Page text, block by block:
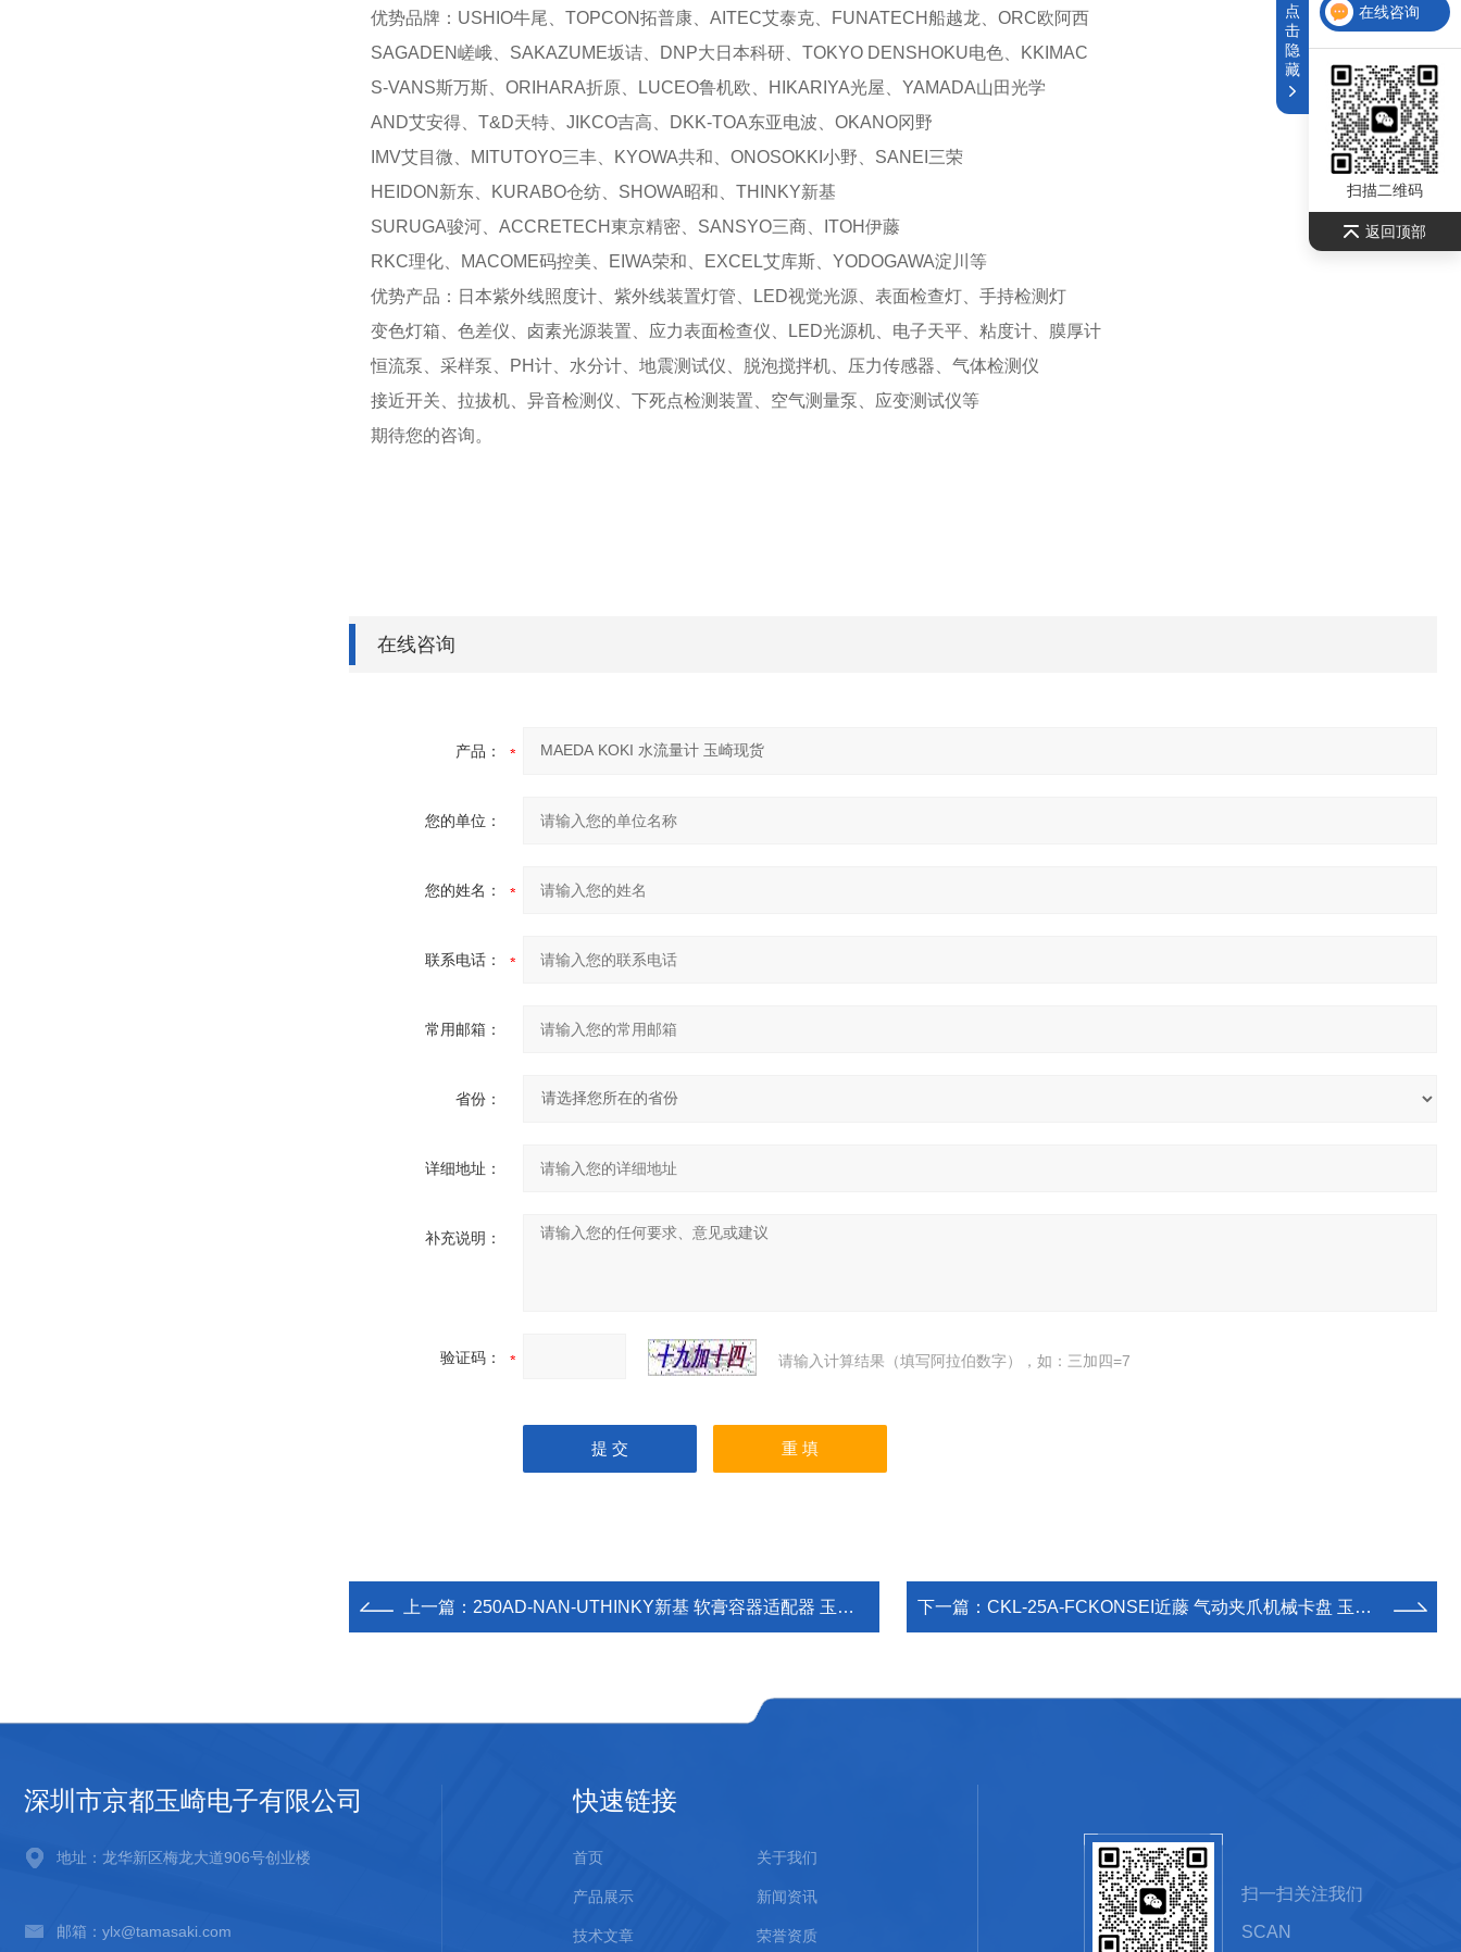
优势品牌：USHIO牛尾、TOPCON拓普康、AITEC艾泰克、FUNATECH船越龙、ORC欧阿西
SAGADEN嵯峨、SAKAZUME坂诘、DNP大日本科研、TOKYO DENSHOKU电色、KKIMAC
S-VANS斯万斯、ORIHARA折原、LUCEO鲁机欧、HIKARIYA光屋、YAMADA山田光学
AND艾安得、T&D天特、JIKCO吉高、DKK-TOA东亚电波、OKANO冈野
IMV艾目微、MITUTOYO三丰、KYOWA共和、ONOSOKKI小野、SANEI三荣
HEIDON新东、KURABO仓纺、SHOWA昭和、THINKY新基
SURUGA骏河、ACCRETECH東京精密、SANSYO三商、ITOH伊藤
RKC理化、MACOME码控美、EIWA荣和、EXCEL艾库斯、YODOGAWA淀川等
优势产品：日本紫外线照度计、紫外线装置灯管、LED视觉光源、表面检查灯、手持检测灯
变色灯箱、色差仪、卤素光源装置、应力表面检查仪、LED光源机、电子天平、粘度计、膜厚计
恒流泵、采样泵、PH计、水分计、地震测试仪、脱泡搅拌机、压力传感器、气体检测仪
接近开关、拉拔机、异音检测仪、下死点检测装置、空气测量泵、应变测试仪等
期待您的咨询。
在线咨询
产品：
您的单位：
您的姓名：
联系电话：
常用邮箱：
省份：
详细地址：
补充说明：
验证码： 请输入计算结果（填写阿拉伯数字），如：三加四=7
上一篇： 250AD-NAN-UTHINKY新基 软膏容器适配器 玉崎现货 下一篇： CKL-25A-FCKONSEI近藤 气动夹爪机械卡盘 玉崎现货
深圳市京都玉崎电子有限公司
地址：龙华新区梅龙大道906号创业楼
邮箱：ylx@tamasaki.com
快速链接
首页 关于我们
产品展示 新闻资讯
技术文章 荣誉资质
扫一扫关注我们
SCAN
在线咨询
扫描二维码
返回顶部
点
击
隐
藏